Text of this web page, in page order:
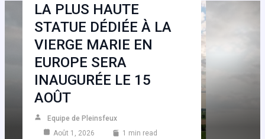
LA PLUS HAUTE
STATUE DÉDIÉE À LA
VIERGE MARIE EN
EUROPE SERA
INAUGURÉE LE 15
AOÛT
Equipe de Pleinsfeux
Août 1, 2026
1 min read